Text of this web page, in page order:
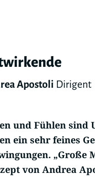
Apostoli Dirigent
und Fühlen sind
ein sehr feines
„Große
von Andrea